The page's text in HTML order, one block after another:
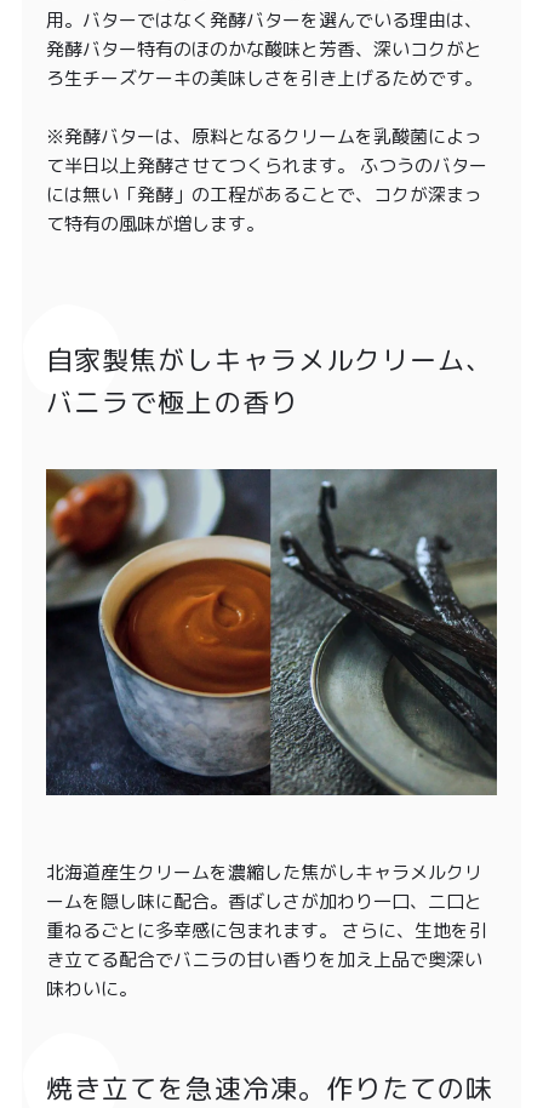
用。バターではなく発酵バターを選んでいる理由は、
発酵バター特有のほのかな酸味と芳香、深いコクがと
ろ生チーズケーキの美味しさを引き上げるためです。
※発酵バターは、原料となるクリームを乳酸菌によっ
て半日以上発酵させてつくられます。 ふつうのバター
には無い「発酵」の工程があることで、コクが深まっ
て特有の風味が増します。
自家製焦がしキャラメルクリーム、
バニラで極上の香り
北海道産生クリームを濃縮した焦がしキャラメルクリ
ームを隠し味に配合。香ばしさが加わり一口、二口と
重ねるごとに多幸感に包まれます。 さらに、生地を引
き立てる配合でバニラの甘い香りを加え上品で奥深い
味わいに。
焼き立てを急速冷凍。作りたての味